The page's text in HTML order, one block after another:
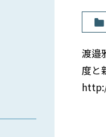
渡邉
度と